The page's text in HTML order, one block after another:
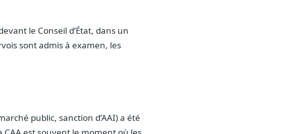
le Conseil d’État, dans un
sont admis à examen, les
public, sanction d’AAI) a été